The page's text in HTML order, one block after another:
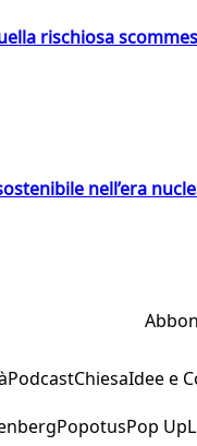
rischiosa
nell’era
PodcastChiesaIdee e
PopotusPop Up